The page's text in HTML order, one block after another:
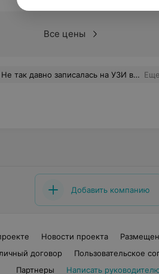
Все цены
сервиса, вежливого персонала, заканчивая компетентностью специалиста, который проводил УЗИ. Спасибо Вам! Еще
Добавить компанию
Новости проекта
договор
Пользовательское
Партнеры
Написать